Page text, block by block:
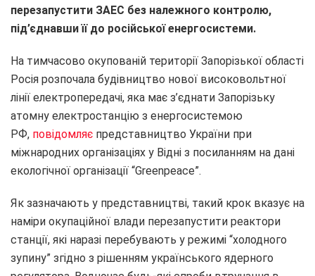
перезапустити ЗАЕС без належного контролю,
під’єднавши її до російської енергосистеми.
На тимчасово окупованій території Запорізької області
Росія розпочала будівництво нової високовольтної
лінії електропередачі, яка має з’єднати Запорізьку
атомну електростанцію з енергосистемою
РФ, повідомляє представництво України при
міжнародних організаціях у Відні з посиланням на дані
екологічної організації “Greenpeace”.
Як зазначають у представництві, такий крок вказує на
наміри окупаційної влади перезапустити реактори
станції, які наразі перебувають у режимі “холодного
зупину” згідно з рішенням українського ядерного